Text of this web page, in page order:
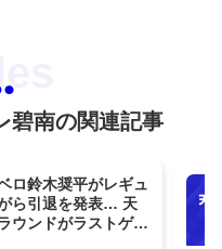
碧南の関連記事
ロ鈴木奨平がレギュ
ら引退を発表… 天
ウンドがラストゲー